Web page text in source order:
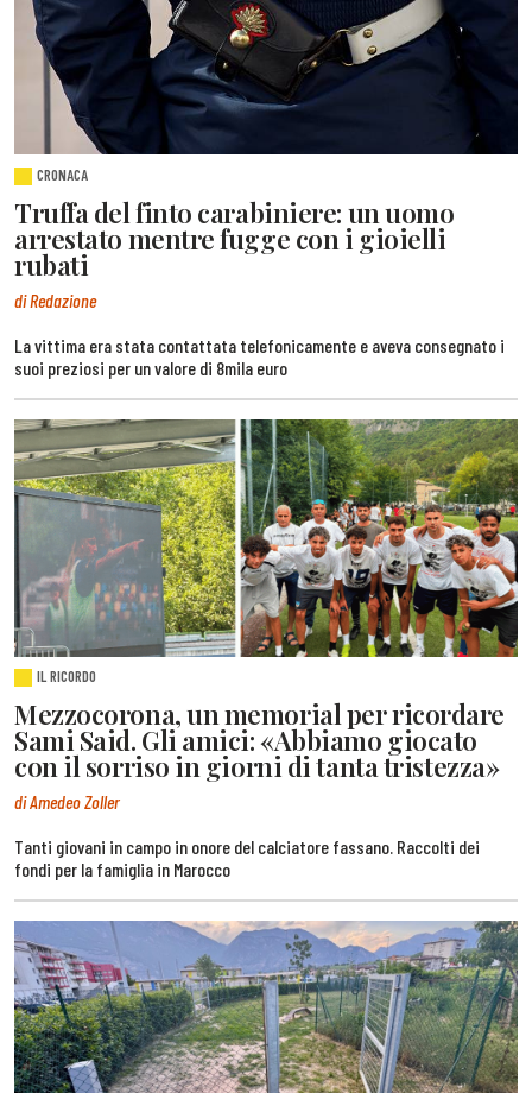
CRONACA
Truffa del finto carabiniere: un uomo
arrestato mentre fugge con i gioielli
rubati
di Redazione
La vittima era stata contattata telefonicamente e aveva consegnato i
suoi preziosi per un valore di 8mila euro
IL RICORDO
Mezzocorona, un memorial per ricordare
Sami Said. Gli amici: «Abbiamo giocato
con il sorriso in giorni di tanta tristezza»
di Amedeo Zoller
Tanti giovani in campo in onore del calciatore fassano. Raccolti dei
fondi per la famiglia in Marocco